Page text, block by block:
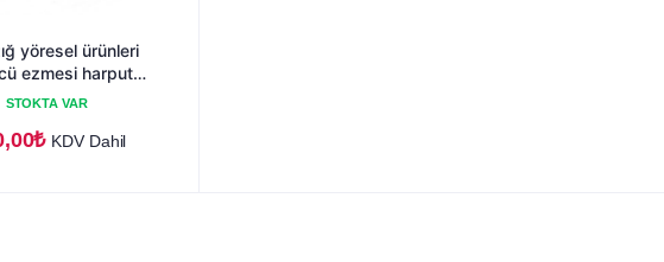
yöresel ürünleri
ezmesi harput
STOKTA VAR
₺ KDV Dahil